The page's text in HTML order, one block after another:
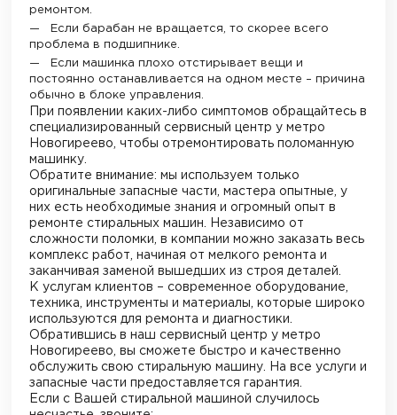
ремонтом.
Если барабан не вращается, то скорее всего
проблема в подшипнике.
Если машинка плохо отстирывает вещи и
постоянно останавливается на одном месте – причина
обычно в блоке управления.
При появлении каких-либо симптомов обращайтесь в
специализированный сервисный центр у метро
Новогиреево
, чтобы отремонтировать поломанную
машинку.
Обратите внимание: мы используем только
оригинальные запасные части, мастера опытные, у
них есть необходимые знания и огромный опыт в
ремонте стиральных машин. Независимо от
сложности поломки, в компании можно заказать весь
комплекс работ, начиная от мелкого ремонта и
заканчивая заменой вышедших из строя деталей.
К услугам клиентов – современное оборудование,
техника, инструменты и материалы, которые широко
используются для ремонта и диагностики.
Обратившись в наш сервисный центр у метро
Новогиреево
, вы сможете быстро и качественно
обслужить свою стиральную машину. На все услуги и
запасные части предоставляется гарантия.
Если с Вашей стиральной машиной случилось